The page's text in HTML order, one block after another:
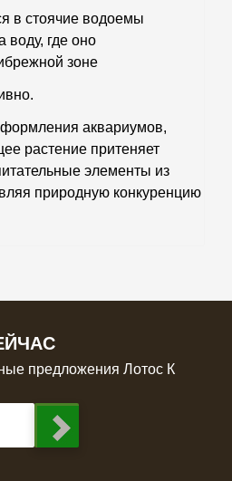
в стоячие водоемы
воду, где оно
зоне
аквариумов,
растение притеняет
элементы из
природную конкуренцию
предложения Лотос К